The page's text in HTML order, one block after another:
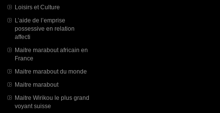
Loisirs et Culture
L’aide de l’emprise
possessive en relation
affecti
Maitre marabout africain en
France
Maitre marabout du monde
Maitre marabout
Maitre Wirikou le plus grand
voyant suisse